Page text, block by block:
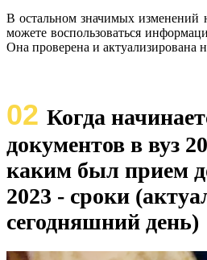
В остальном значимых изменений
можете воспользоваться
Она проверена и актуализирована
02 Когда
документов в вуз
каким был прием
2023 - сроки
сегодняшний день)